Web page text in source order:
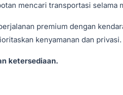
mencari transportasi selama
premium dengan
kenyamanan dan privasi.
ketersediaan.